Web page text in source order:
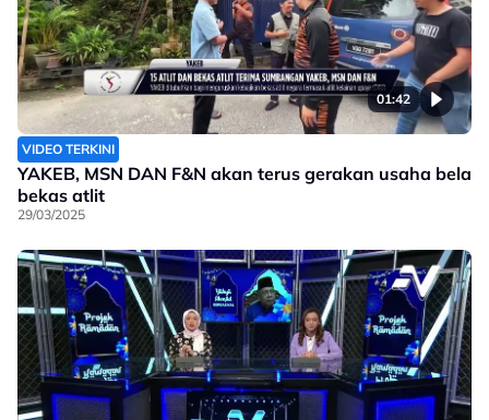
01:42
VIDEO TERKINI
YAKEB, MSN DAN F&N akan terus gerakan usaha bela
bekas atlit
29/03/2025